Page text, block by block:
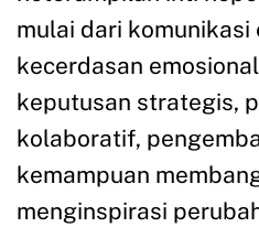
mulai dari
kecerdasan
keputusan strategis,
kolaboratif,
kemampuan
menginspirasi